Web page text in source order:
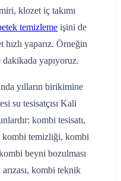
klozet iç takımı
temizleme işini de
yaparız. Örneğin
yapıyoruz.
yılların birikimine
su tesisatçısı Kali
kombi tesisatı,
kombi temizliği, kombi
beyni bozulması
kombi teknik